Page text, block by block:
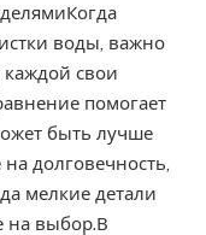
воды, важно
свои
помогает
быть лучше
долговечность,
мелкие детали
на выбор.В